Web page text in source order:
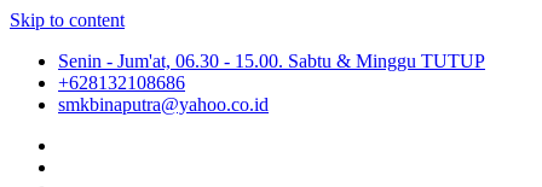
Skip to content
Senin - Jum'at, 06.30 - 15.00. Sabtu & Minggu TUTUP
+628132108686
smkbinaputra@yahoo.co.id